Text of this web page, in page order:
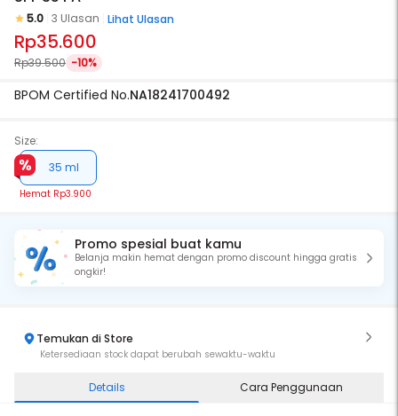
5.0 3 Ulasan Lihat Ulasan
Rp35.600
Rp39.500 -10%
BPOM Certified No.NA18241700492
Size:
35 ml
Hemat Rp3.900
Promo spesial buat kamu
Belanja makin hemat dengan promo discount hingga gratis
ongkir!
Temukan di Store
Ketersediaan stock dapat berubah sewaktu-waktu
Details Cara Penggunaan